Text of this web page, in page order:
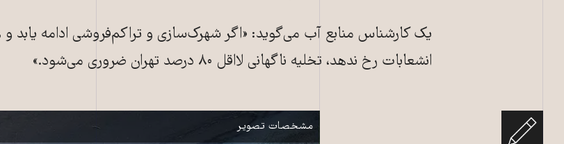
یک کارشناس منابع آب می‌گوید: «اگر شهرک‌سازی و تراکم‌فروشی ادامه یابد
انشعابات رخ ندهد، تخلیه ناگهانی لااقل ۸۰ درصد تهران ضروری می‌شود.»
نمایش
مشخصات تصویر